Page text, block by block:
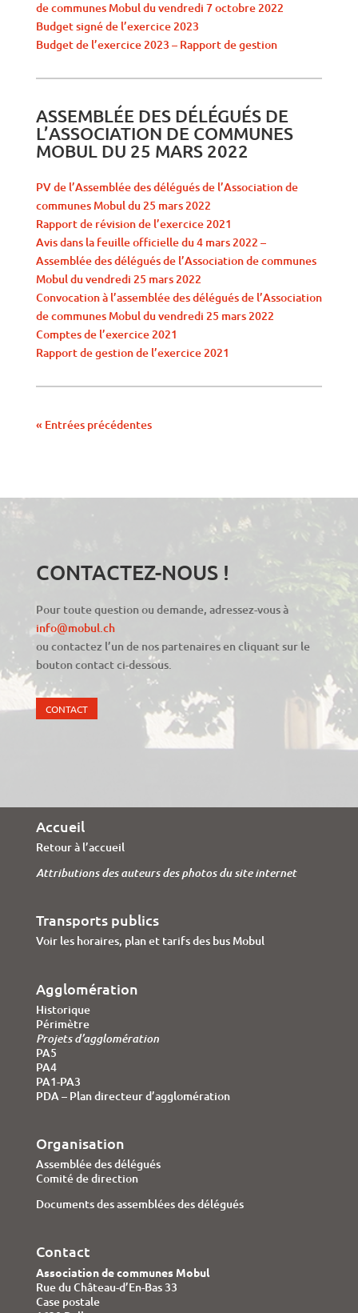
de communes Mobul du vendredi 7 octobre 2022
Budget signé de l’exercice 2023
Budget de l’exercice 2023 – Rapport de gestion
ASSEMBLÉE DES DÉLÉGUÉS DE
L’ASSOCIATION DE COMMUNES
MOBUL DU 25 MARS 2022
PV de l’Assemblée des délégués de l’Association de
communes Mobul du 25 mars 2022
Rapport de révision de l’exercice 2021
Avis dans la feuille officielle du 4 mars 2022 –
Assemblée des délégués de l’Association de communes
Mobul du vendredi 25 mars 2022
Convocation à l’assemblée des délégués de l’Association
de communes Mobul du vendredi 25 mars 2022
Comptes de l’exercice 2021
Rapport de gestion de l’exercice 2021
« Entrées précédentes
CONTACTEZ-NOUS !
Pour toute question ou demande, adressez-vous à
info@mobul.ch
ou contactez l’un de nos partenaires en cliquant sur le
bouton contact ci-dessous.
CONTACT
Accueil
Retour à l’accueil
Attributions des auteurs des photos du site internet
Transports publics
Voir les horaires, plan et tarifs des bus Mobul
Agglomération
Historique
Périmètre
Projets d’agglomération
PA5
PA4
PA1-PA3
PDA – Plan directeur d’agglomération
Organisation
Assemblée des délégués
Comité de direction
Documents des assemblées des délégués
Contact
Association de communes Mobul
Rue du Château-d’En-Bas 33
Case postale